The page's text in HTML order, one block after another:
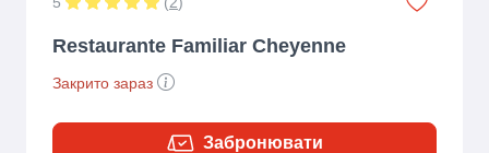
Restaurante Familiar Cheyenne
Закрито зараз
Забронювати